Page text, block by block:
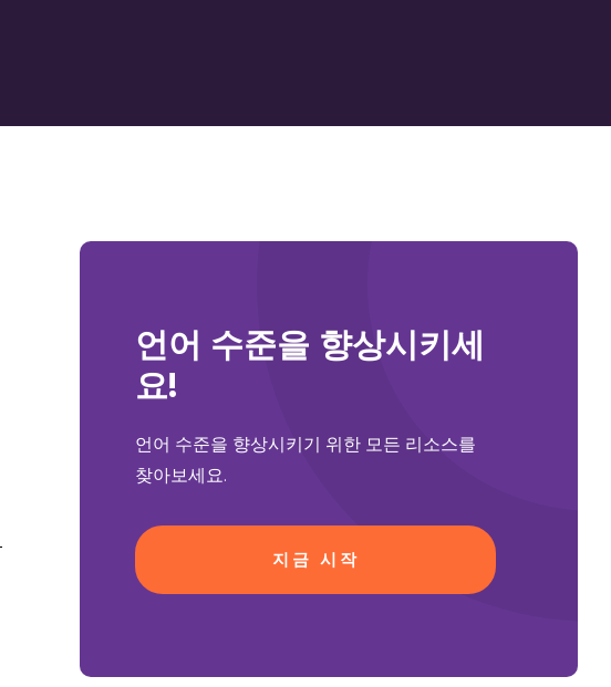
언어 수준을 향상시키세
요!
언어 수준을 향상시키기 위한 모든 리소스를
찾아보세요.
지금 시작